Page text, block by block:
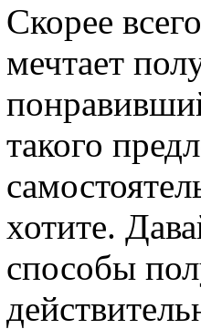
Скорее
мечтает
такого
хотите.
способы